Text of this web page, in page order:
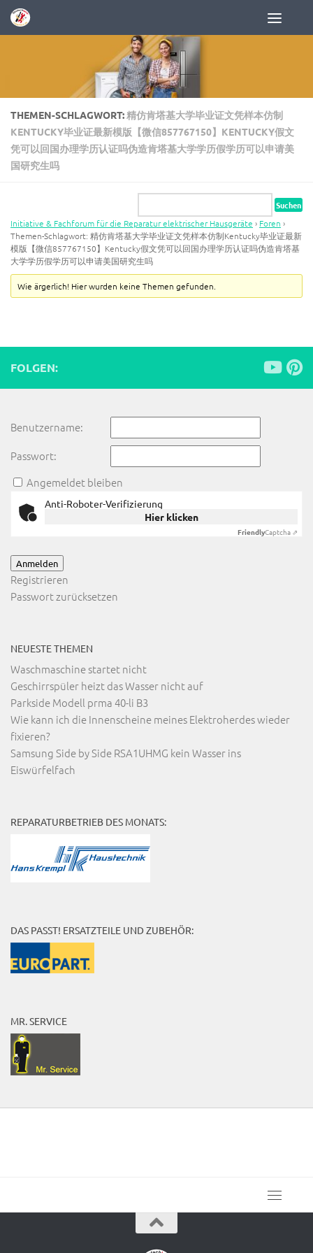
Zum Inhalt springen
THEMEN-SCHLAGWORT:精仿肯塔基大学毕业证文凭样本仿制
KENTUCKY毕业证最新模版【微信857767150】KENTUCKY假文
凭可以回国办理学历认证吗伪造肯塔基大学学历假学历可以申请美
国研究生吗
Initiative & Fachforum für die Reparatur elektrischer Hausgeräte › Foren ›
Themen-Schlagwort: 精仿肯塔基大学毕业证文凭样本仿制Kentucky毕业证最新
模版【微信857767150】Kentucky假文凭可以回国办理学历认证吗伪造肯塔基
大学学历假学历可以申请美国研究生吗
Wie ärgerlich! Hier wurden keine Themen gefunden.
FOLGEN:
Benutzername:
Passwort:
Angemeldet bleiben
Anti-Roboter-Verifizierung
Hier klicken
FriendlyCaptcha ⇗
Anmelden
Registrieren
Passwort zurücksetzen
NEUESTE THEMEN
Waschmaschine startet nicht
Geschirrspüler heizt das Wasser nicht auf
Parkside Modell prma 40-li B3
Wie kann ich die Innenscheine meines Elektroherdes wieder
fixieren?
Samsung Side by Side RSA1UHMG kein Wasser ins
Eiswürfelfach
REPARATURBETRIEB DES MONATS:
DAS PASST! ERSATZTEILE UND ZUBEHÖR:
MR. SERVICE